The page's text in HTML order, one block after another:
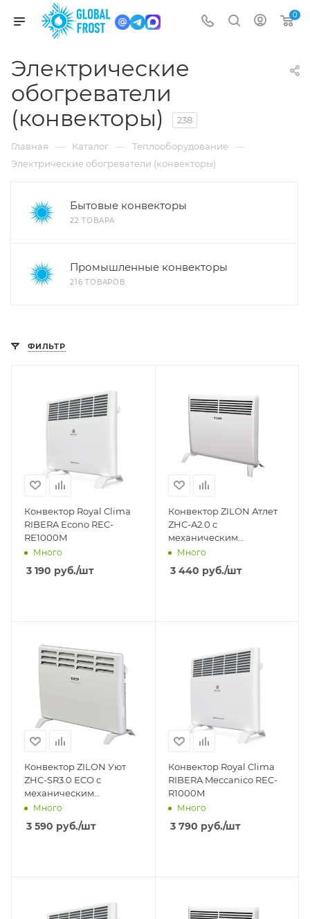
0
Электрические
обогреватели
(конвекторы)
238
Главная — Каталог — Теплооборудование —
Электрические обогреватели (конвекторы)
Бытовые конвекторы
22 ТОВАРА
Промышленные конвекторы
216 ТОВАРОВ
ФИЛЬТР
Конвектор Royal Clima
RIBERA Econo REC-
RE1000M
Много
3 190 руб./шт
Конвектор ZILON Атлет
ZHC-A2.0 с
механическим
управлением ZHC-1000
Много
3 440 руб./шт
Конвектор ZILON Уют
ZHC-SR3.0 ECO с
механическим
управлением ZHC-1000
Много
3 590 руб./шт
Конвектор Royal Clima
RIBERA Meccanico REC-
R1000M
Много
3 790 руб./шт